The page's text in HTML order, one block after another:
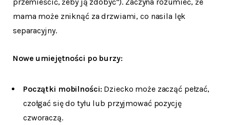
mama może zniknąć za drzwiami, co nasila lęk
separacyjny.
Nowe umiejętności po burzy:
Początki mobilności: Dziecko może zacząć pełzać,
czołgać się do tyłu lub przyjmować pozycję
czworaczą.